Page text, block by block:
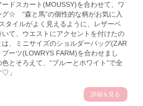
ドスカート(MOUSSY)を合わせて、ワ
グ☆ “森と馬”の個性的な柄がお気に入
タイルがよく見えるように、レザーベ
いて、ウエストにアクセントを付けたの
、ミニサイズのショルダーバッグ(ZAR
ーツ(LOWRYS FARM)を合わせまし
とそろえて、“ブルーとホワイト”で全
」
詳細を見る